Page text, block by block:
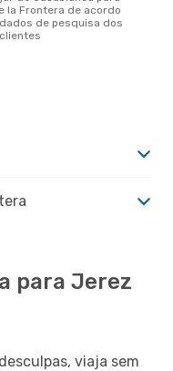
la Frontera de acordo
de pesquisa dos
para Jerez
viaja sem